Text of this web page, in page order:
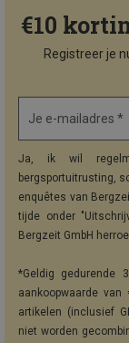
€10
Registreer je
Je e-mailadres *
Ja, ik wil
bergsportuitrusting,
enquêtes van
tijde onder
Bergzeit GmbH
*Geldig gedurende
aankoopwaarde
artikelen (inclusief
niet worden